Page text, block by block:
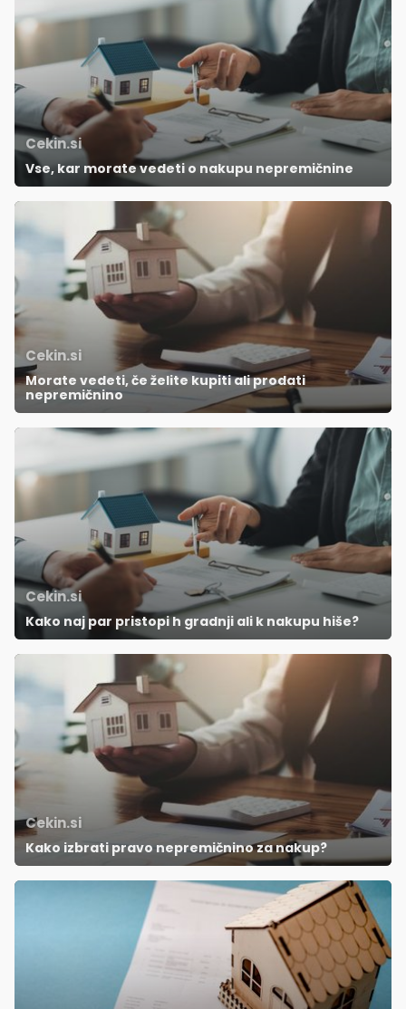
Cekin.si
Vse, kar morate vedeti o nakupu nepremičnine
Cekin.si
Morate vedeti, če želite kupiti ali prodati
nepremičnino
Cekin.si
Kako naj par pristopi h gradnji ali k nakupu hiše?
Cekin.si
Kako izbrati pravo nepremičnino za nakup?